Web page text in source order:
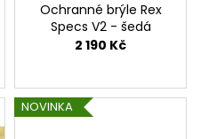
Ochranné brýle Rex
Specs V2 - šedá
2 190 Kč
NOVINKA